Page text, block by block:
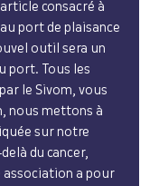
consacré à
port de plaisance
outil sera un
port. Tous les
le Sivom, vous
nous mettons à
sur notre
du cancer,
association a pour